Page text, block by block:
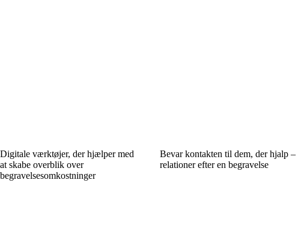
Digitale værktøjer, der hjælper med
at skabe overblik over
begravelsesomkostninger
Bevar kontakten til dem, der hjalp –
relationer efter en begravelse